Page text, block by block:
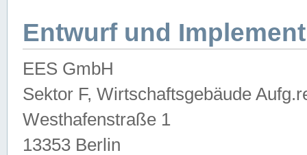
Entwurf und
EES GmbH
Sektor F, Wirtschaftsgebäude
Westhafenstraße 1
13353 Berlin